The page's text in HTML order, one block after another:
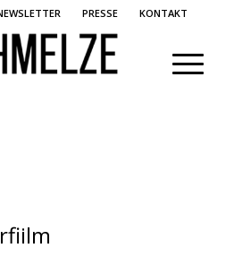
PRESSE KONTAKT